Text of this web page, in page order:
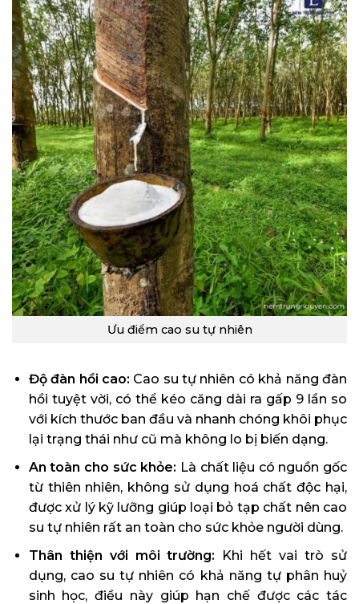
Ưu điểm cao su tự nhiên
Độ đàn hồi cao: Cao su tự nhiên có khả năng đàn
hồi tuyệt vời, có thể kéo căng dài ra gấp 9 lần so
với kích thước ban đầu và nhanh chóng khôi phục
lại trạng thái như cũ mà không lo bị biến dạng.
An toàn cho sức khỏe: Là chất liệu có nguồn gốc
từ thiên nhiên, không sử dụng hoá chất độc hại,
được xử lý kỹ lưỡng giúp loại bỏ tạp chất nên cao
su tự nhiên rất an toàn cho sức khỏe người dùng.
Thân thiện với môi trường: Khi hết vai trò sử
dụng, cao su tự nhiên có khả năng tự phân huỷ
sinh học, điều này giúp hạn chế được các tác